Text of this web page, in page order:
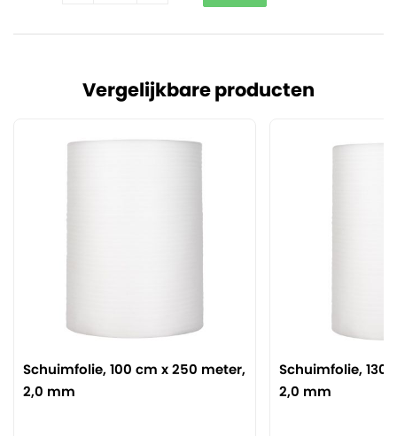
Vergelijkbare producten
Schuimfolie, 100 cm x 250 meter,
2,0 mm
Schuimfolie, 130
2,0 mm